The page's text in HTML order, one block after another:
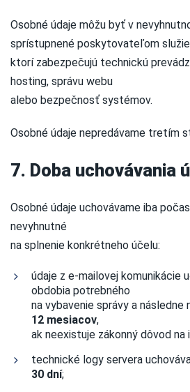
Osobné údaje môžu byť v
sprístupnené poskytovateľom
ktorí zabezpečujú technickú
hosting, správu webu
alebo bezpečnosť systémov.
Osobné údaje nepredávame tretím
7. Doba uchovávania
Osobné údaje uchovávame iba
nevyhnutné
na splnenie konkrétneho účelu:
údaje z e-mailovej komunikácie
obdobia potrebného
na vybavenie správy a následne
12 mesiacov,
ak neexistuje zákonný dôvod na
technické logy servera
30 dní;